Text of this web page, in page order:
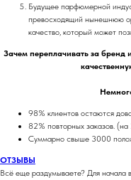
Будущее парфюмерной
превосходящий нынешнюю
качество, который может
Зачем переплачивать за
98% клиентов остаются
82% повторных заказов.
Суммарно свыше 3000
ОТЗЫВЫ
Всё еще раздумываете? Для начала